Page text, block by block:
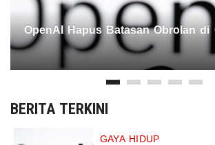
OpenAI Hapus Batasan Obrolan di
BERITA TERKINI
GAYA HIDUP